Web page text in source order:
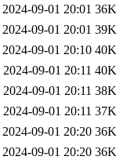
2024-09-01 20:01 36K
2024-09-01 20:01 39K
2024-09-01 20:10 40K
2024-09-01 20:11 40K
2024-09-01 20:11 38K
2024-09-01 20:11 37K
2024-09-01 20:20 36K
2024-09-01 20:20 36K